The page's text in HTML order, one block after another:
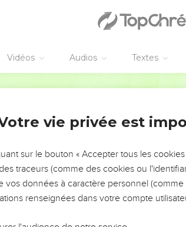
Vidéos Audios Textes
DE L’ANNÉE !
ÉVITER LES VOTRES ?
réussites, leur impact, leur foi ou leur vision. Mais
difficiles qu'ils ont traversés, alors même que ce
vie privée est
sur le bouton « Accepter tous les
traceurs (comme des cookies ou
vos données à caractère personnel
renseignées dans votre compte